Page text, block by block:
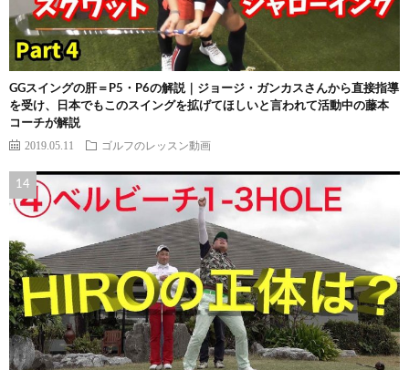
GGスイングの肝＝P5・P6の解説｜ジョージ・ガンカスさんから直接指導
を受け、日本でもこのスイングを拡げてほしいと言われて活動中の藤本
コーチが解説
2019.05.11 ゴルフのレッスン動画